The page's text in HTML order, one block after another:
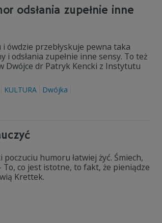
odsłania zupełnie inne
ówdzie przebłyskuje pewna taka
odsłania zupełnie inne sensy. To też
Dwójce dr Patryk Kencki z Instytutu
KULTURA Dwójka
humoru łatwiej żyć. Śmiech,
co jest istotne, to fakt, że pieniądze
Krettek.